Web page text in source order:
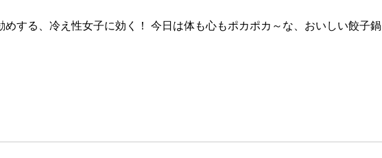
めする、冷え性女子に効く！ 今日は体も心もポカポカ～な、おいしい餃子鍋